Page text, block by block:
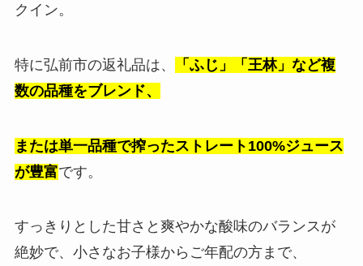
クイン。
特に弘前市の返礼品は、
「ふじ」「王林」など複
数の品種をブレンド、
または単一品種で搾ったストレート100%ジュース
が豊富です。
すっきりとした甘さと爽やかな酸味のバランスが
絶妙で、小さなお子様からご年配の方まで、